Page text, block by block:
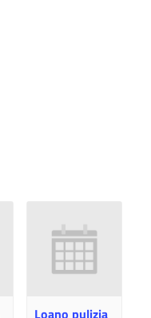
Loano pulizia